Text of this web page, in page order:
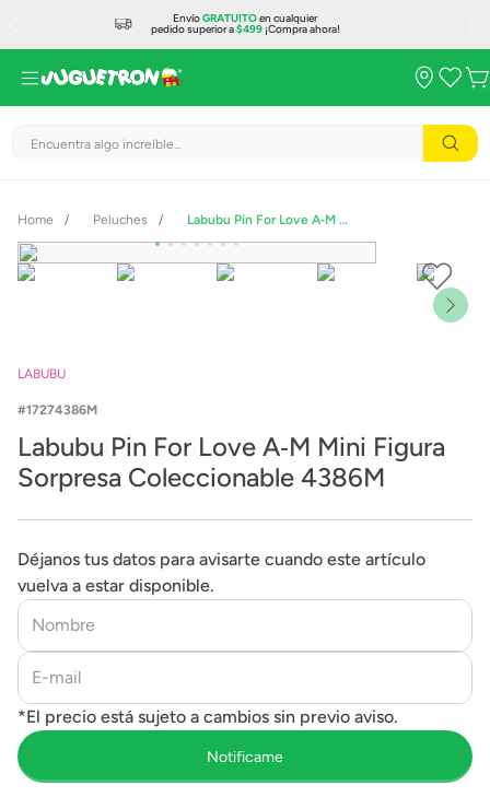
EnvíoGRATUITOen cualquier
pedido superior a$499¡Compra ahora!
Encuentra algo increíble...
Peluches Labubu Pin For Love A‑M Mini Figura Sorpresa Coleccionable 4386M
LABUBU
17274386M
Labubu Pin For Love A‑M Mini Figura
Sorpresa Coleccionable 4386M
Déjanos tus datos para avisarte cuando este artículo
vuelva a estar disponible.